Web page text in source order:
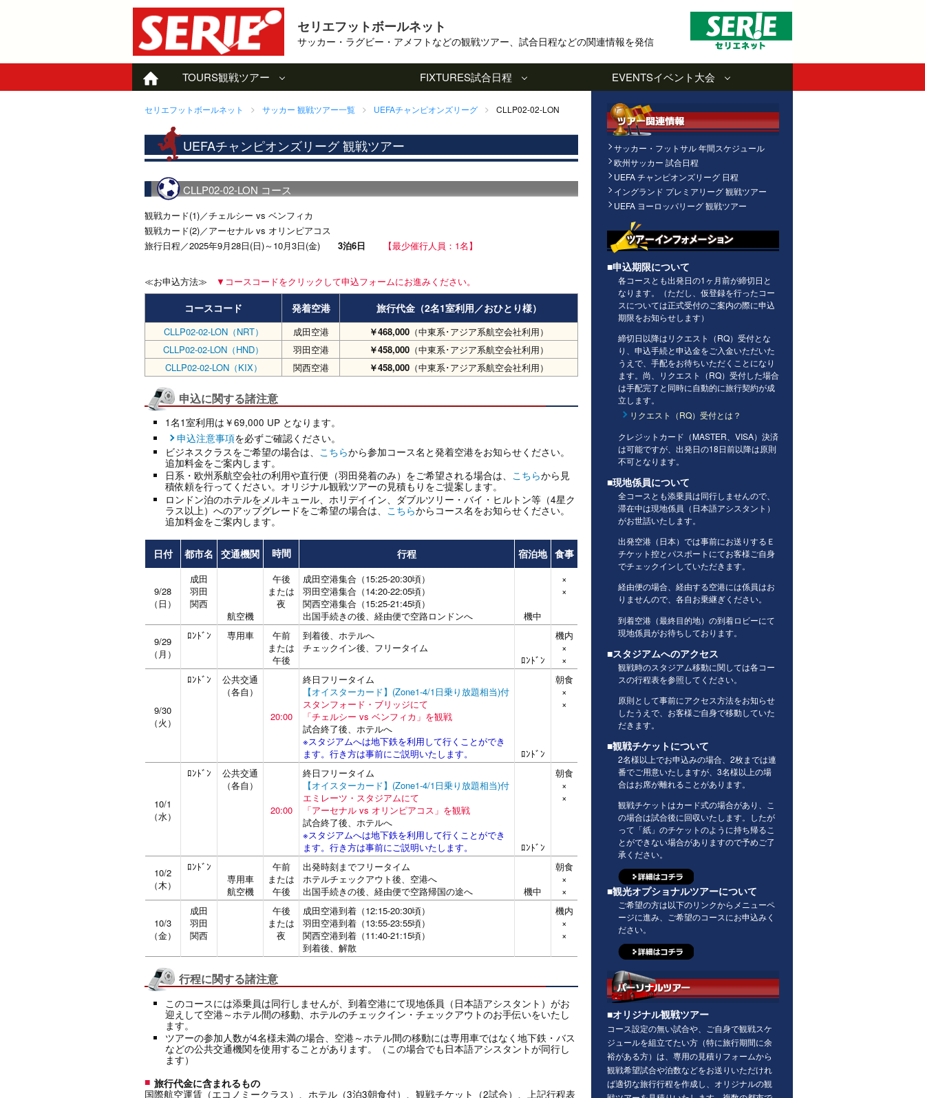
セリエフットボールネット
サッカー・ラグビー・アメフトなどの観戦ツアー、試合日程などの関連情報を発信
TOURS観戦ツアー FIXTURES試合日程 EVENTSイベント大会
セリエフットボールネット サッカー 観戦ツアー一覧 UEFAチャンピオンズリーグ CLLP02-02-LON
UEFAチャンピオンズリーグ 観戦ツアー
CLLP02-02-LON コース
観戦カード(1)／チェルシー vs ベンフィカ
観戦カード(2)／アーセナル vs オリンピアコス
旅行日程／2025年9月28日(日)～10月3日(金) 3泊6日 【最少催行人員：1名】
≪お申込方法≫ ▼コースコードをクリックして申込フォームにお進みください。
コースコード 発着空港 旅行代金（2名1室利用／おひとり様）
CLLP02-02-LON（NRT） 成田空港 ￥468,000 （中東系･アジア系航空会社利用）
CLLP02-02-LON（HND）
羽田空港 ￥458,000 （中東系･アジア系航空会社利用）
CLLP02-02-LON（KIX）
関西空港 ￥458,000 （中東系･アジア系航空会社利用）
申込に関する諸注意
1名1室利用は￥69,000 UP となります。
申込注意事項を必ずご確認ください。
ビジネスクラスをご希望の場合は、
こちらから参加コース名と発着空港をお知らせください。
追加料金をご案内します。
日系・欧州系航空会社の利用や直行便（羽田発着のみ）をご希望される場合は、 こちらから見
積依頼を行ってください。オリジナル観戦ツアーの見積もりをご提案します。
ロンドン泊のホテルをメルキュール、ホリデイイン、ダブルツリー・バイ・ヒルトン等（4星ク
ラス以上）へのアップグレードをご希望の場合は、 こちらからコース名をお知らせください。
追加料金をご案内します。
日付 都市名 交通機関 時間 行程 宿泊地 食事
9/28
（日）
成田
羽田
関西
航空機
午後
または
夜
成田空港集合（15:25-20:30頃）
羽田空港集合（14:20-22:05頃）
関西空港集合（15:25-21:45頃）
出国手続きの後、経由便で空路ロンドンへ
機中
×
×
9/29
（月）
ﾛﾝﾄﾞﾝ 専用車
午前
または
午後
到着後、ホテルへ
チェックイン後、フリータイム
ﾛﾝﾄﾞﾝ
機内
×
×
9/30
（火）
ﾛﾝﾄﾞﾝ
公共交通
（各自）
20:00
終日フリータイム
【オイスターカード】(Zone1-4/1日乗り放題相当)付
スタンフォード・ブリッジにて
「チェルシー vs ベンフィカ」を観戦
試合終了後、ホテルへ
※スタジアムへは地下鉄を利用して行くことができ
ます。行き方は事前にご説明いたします。
ﾛﾝﾄﾞﾝ
朝食
×
×
10/1
（水）
ﾛﾝﾄﾞﾝ
公共交通
（各自）
20:00
終日フリータイム
【オイスターカード】(Zone1-4/1日乗り放題相当)付
エミレーツ・スタジアムにて
「アーセナル vs オリンピアコス」を観戦
試合終了後、ホテルへ
※スタジアムへは地下鉄を利用して行くことができ
ます。行き方は事前にご説明いたします。
ﾛﾝﾄﾞﾝ
朝食
×
×
10/2
（木）
ﾛﾝﾄﾞﾝ
専用車
航空機
午前
または
午後
出発時刻までフリータイム
ホテルチェックアウト後、空港へ
出国手続きの後、経由便で空路帰国の途へ
機中
朝食
×
×
10/3
（金）
成田
羽田
関西
午後
または
夜
成田空港到着（12:15-20:30頃）
羽田空港到着（13:55-23:55頃）
関西空港到着（11:40-21:15頃）
到着後、解散
機内
×
×
行程に関する諸注意
このコースには添乗員は同行しませんが、到着空港にて現地係員（日本語アシスタント）がお
迎えして空港～ホテル間の移動、ホテルのチェックイン・チェックアウトのお手伝いをいたし
ます。
ツアーの参加人数が4名様未満の場合、空港～ホテル間の移動には専用車ではなく地下鉄・バス
などの公共交通機関を使用することがあります。（この場合でも日本語アシスタントが同行し
ます）
旅行代金に含まれるもの
国際航空運賃（エコノミークラス）、ホテル（3泊3朝食付）、観戦チケット（2試合）、上記行程表
サッカー・フットサル 年間スケジュール
欧州サッカー 試合日程
UEFA チャンピオンズリーグ 日程
イングランド プレミアリーグ 観戦ツアー
UEFA ヨーロッパリーグ 観戦ツアー
■申込期限について
各コースとも出発日の1ヶ月前が締切日と
なります。（ただし、仮登録を行ったコー
スについては正式受付のご案内の際に申込
期限をお知らせします）
締切日以降はリクエスト（RQ）受付とな
り、申込手続と申込金をご入金いただいた
うえで、手配をお待ちいただくことになり
ます。尚、リクエスト（RQ）受付した場合
は手配完了と同時に自動的に旅行契約が成
立します。
リクエスト（RQ）受付とは？
クレジットカード（MASTER、VISA）決済
は可能ですが、出発日の18日前以降は原則
不可となります。
■現地係員について
全コースとも添乗員は同行しませんので、
滞在中は現地係員（日本語アシスタント）
がお世話いたします。
出発空港（日本）では事前にお送りするＥ
チケット控とパスポートにてお客様ご自身
でチェックインしていただきます。
経由便の場合、経由する空港には係員はお
りませんので、各自お乗継ぎください。
到着空港（最終目的地）の到着ロビーにて
現地係員がお待ちしております。
■スタジアムへのアクセス
観戦時のスタジアム移動に関しては各コー
スの行程表を参照してください。
原則として事前にアクセス方法をお知らせ
したうえで、お客様ご自身で移動していた
だきます。
■観戦チケットについて
2名様以上でお申込みの場合、2枚までは連
番でご用意いたしますが、3名様以上の場
合はお席が離れることがあります。
観戦チケットはカード式の場合があり、こ
の場合は試合後に回収いたします。したが
って「紙」のチケットのように持ち帰るこ
とができない場合がありますので予めご了
承ください。
■観光オプショナルツアーについて
ご希望の方は以下のリンクからメニューペ
ージに進み、ご希望のコースにお申込みく
ださい。
■オリジナル観戦ツアー
コース設定の無い試合や、ご自身で観戦スケ
ジュールを組立てたい方（特に旅行期間に余
裕がある方）は、専用の見積りフォームから
観戦希望試合や泊数などをお送りいただけれ
ば適切な旅行行程を作成し、オリジナルの観